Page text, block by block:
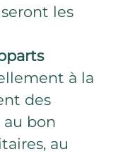
les
à la
des
au bon
au